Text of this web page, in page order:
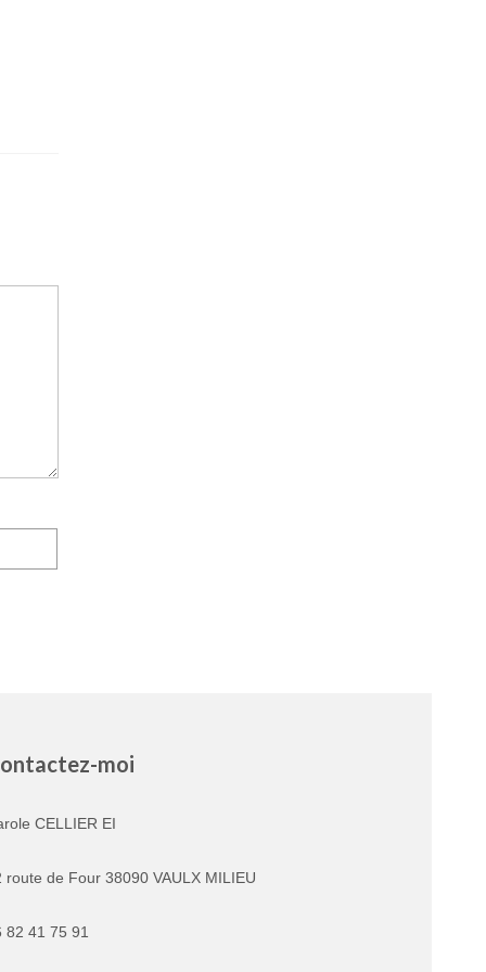
moi
CELLIER EI
route de Four 38090 VAULX MILIEU
82 41 75 91